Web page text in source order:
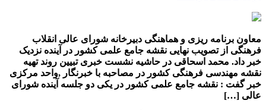
معاون برنامه ریزی و هماهنگی دبیرخانه شورای عالی انقلاب
فرهنگی از تصویب نهایی نقشه جامع علمی کشور در آینده نزدیک
خبر داد. محمد اسحاقی در حاشیه نشست خبری تبیین روند تهیه
نقشه مهندسی فرهنگی کشور در مصاحبه با خبرنگار ,واحد مرکزی
خبر گفت : نقشه جامع علمی کشور در یکی دو جلسه آینده شورای
عالی […]